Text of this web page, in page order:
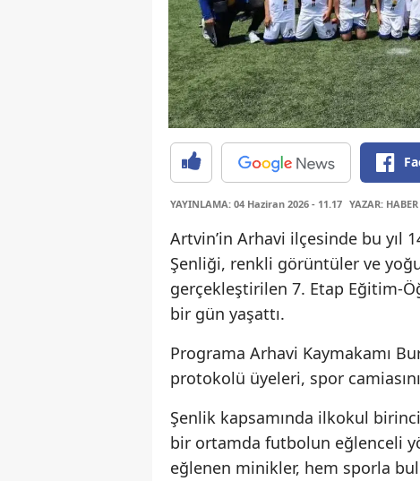
YAYINLAMA: 04 Haziran 2026 - 11.17 YAZAR:
Artvin’in Arhavi ilçesinde bu yıl
Şenliği, renkli görüntüler ve
gerçekleştirilen 7. Etap Eğitim-
bir gün yaşattı.
Programa Arhavi Kaymakamı
protokolü üyeleri, spor
Şenlik kapsamında ilkokul
bir ortamda futbolun eğlenceli
eğlenen minikler, hem sporla